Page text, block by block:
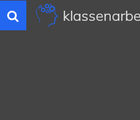
Toggle
navigation